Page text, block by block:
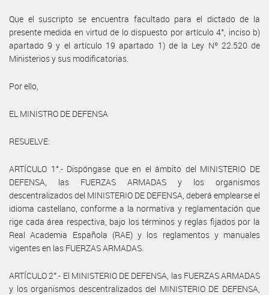
Que el suscripto se encuentra facultado para el dictado de la
presente medida en virtud de lo dispuesto por artículo 4°, inciso b)
apartado 9 y el artículo 19 apartado 1) de la Ley Nº 22.520 de
Ministerios y sus modificatorias.
Por ello,
EL MINISTRO DE DEFENSA
RESUELVE:
ARTÍCULO 1°.- Dispóngase que en el ámbito del MINISTERIO DE
DEFENSA, las FUERZAS ARMADAS y los organismos
descentralizados del MINISTERIO DE DEFENSA, deberá emplearse el
idioma castellano, conforme a la normativa y reglamentación que
rige cada área respectiva, bajo los términos y reglas fijados por la
Real Academia Española (RAE) y los reglamentos y manuales
vigentes en las FUERZAS ARMADAS.
ARTÍCULO 2°.- El MINISTERIO DE DEFENSA, las FUERZAS ARMADAS
y los organismos descentralizados del MINISTERIO DE DEFENSA,